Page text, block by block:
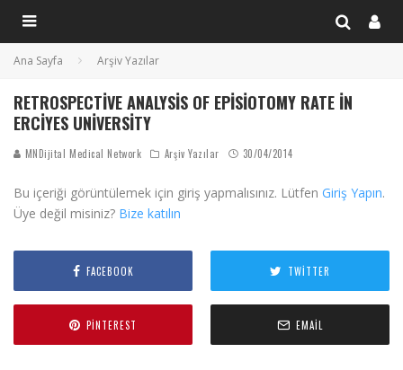
Ana Sayfa Arşiv Yazılar
RETROSPECTIVE ANALYSIS OF EPISIOTOMY RATE IN
ERCIYES UNIVERSITY
MNDijital Medical Network Arşiv Yazılar 30/04/2014
Bu içeriği görüntülemek için giriş yapmalısınız. Lütfen Giriş Yapın.
Üye değil misiniz? Bize katılın
FACEBOOK TWITTER
PINTEREST EMAIL